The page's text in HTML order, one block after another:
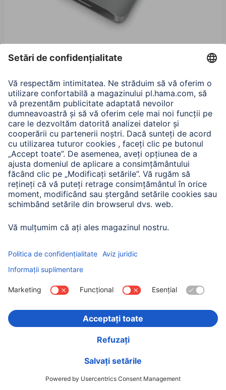
antracit
00182458
Variante: Capacitate de memorie (2)
680,90 RON